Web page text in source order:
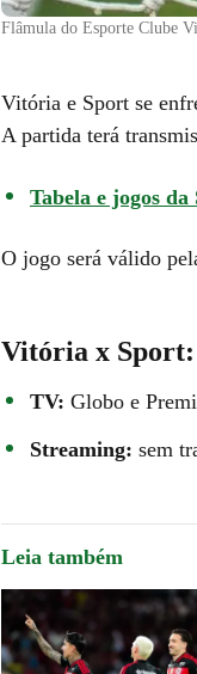
Flâmula do Esporte Clube
Vitória e Sport se
A partida terá
Tabela e jogos da
O jogo será válido
Vitória x Sport:
TV: Globo e
Streaming: sem
Leia também